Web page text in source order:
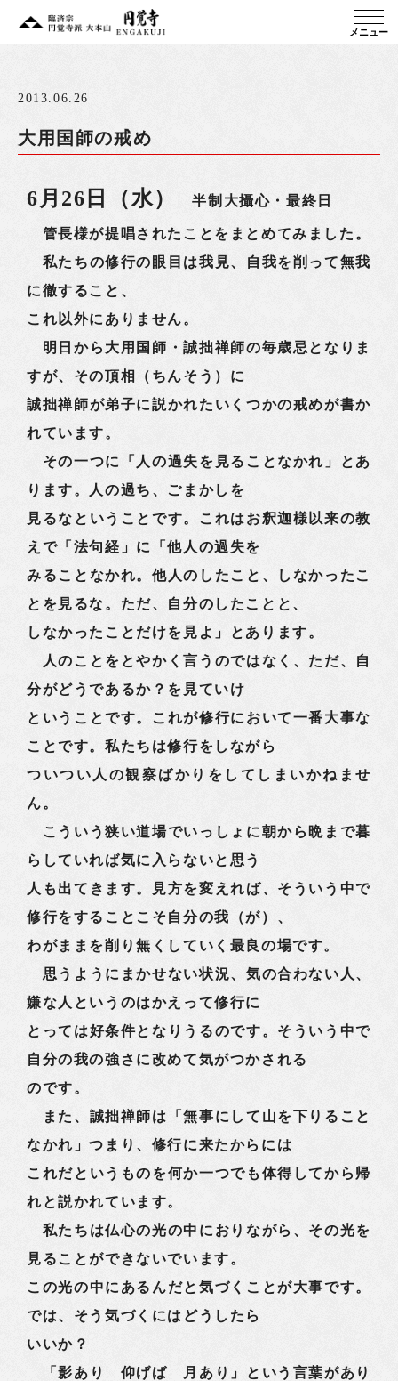
メニュー
2013.06.26
大用国師の戒め
6月26日（水） 半制大攝心・最終日
管長様が提唱されたことをまとめてみました。
私たちの修行の眼目は我見、自我を削って無我
に徹すること、
これ以外にありません。
明日から大用国師・誠拙禅師の毎歳忌となりま
すが、その頂相（ちんそう）に
誠拙禅師が弟子に説かれたいくつかの戒めが書か
れています。
その一つに「人の過失を見ることなかれ」とあ
ります。人の過ち、ごまかしを
見るなということです。これはお釈迦様以来の教
えで「法句経」に「他人の過失を
みることなかれ。他人のしたこと、しなかったこ
とを見るな。ただ、自分のしたことと、
しなかったことだけを見よ」とあります。
人のことをとやかく言うのではなく、ただ、自
分がどうであるか？を見ていけ
ということです。これが修行において一番大事な
ことです。私たちは修行をしながら
ついつい人の観察ばかりをしてしまいかねませ
ん。
こういう狭い道場でいっしょに朝から晩まで暮
らしていれば気に入らないと思う
人も出てきます。見方を変えれば、そういう中で
修行をすることこそ自分の我（が）、
わがままを削り無くしていく最良の場です。
思うようにまかせない状況、気の合わない人、
嫌な人というのはかえって修行に
とっては好条件となりうるのです。そういう中で
自分の我の強さに改めて気がつかされる
のです。
また、誠拙禅師は「無事にして山を下りること
なかれ」つまり、修行に来たからには
これだというものを何か一つでも体得してから帰
れと説かれています。
私たちは仏心の光の中におりながら、その光を
見ることができないでいます。
この光の中にあるんだと気づくことが大事です。
では、そう気づくにはどうしたら
いいか？
「影あり 仰げば 月あり」という言葉があり